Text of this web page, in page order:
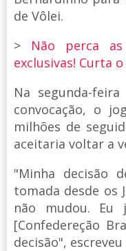
de Vôlei.
> Não perca
exclusivas! Curta
Na segunda-
convocação, o
milhões de
aceitaria voltar a
"Minha decisão
tomada desde os
não mudou. Eu
[Confedereção
decisão",